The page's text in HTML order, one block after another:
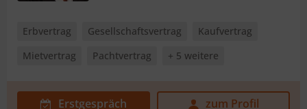
Erbvertrag Gesellschaftsvertrag
Kaufvertrag
Mietvertrag
Pachtvertrag + 5 weitere
Erstgespräch zum Profil